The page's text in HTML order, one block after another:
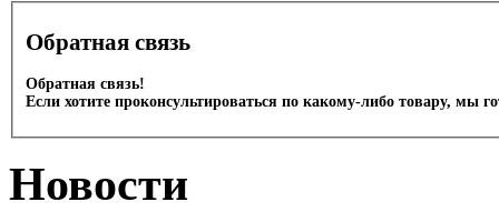
Обратная связь
Обратная связь!
Если хотите проконсультироваться по какому-либо товару, мы
Новости